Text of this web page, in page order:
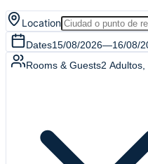
Location
Dates15/08/2026—16/08/
Rooms & Guests2 Adultos